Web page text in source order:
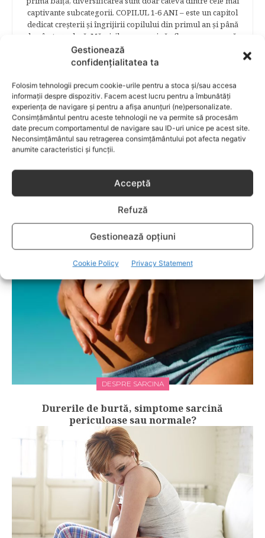
Gestionează
confidențialitatea ta
Folosim tehnologii precum cookie-urile pentru a stoca și/sau accesa
informații despre dispozitiv. Facem acest lucru pentru a îmbunătăți
experiența de navigare și pentru a afișa anunțuri (ne)personalizate.
Consimțământul pentru aceste tehnologii ne va permite să procesăm
date precum comportamentul de navigare sau ID-uri unice pe acest site.
Neconsimțământul sau retragerea consimțământului pot afecta negativ
anumite caracteristici și funcții.
Acceptă
Refuză
Gestionează opțiuni
Cookie Policy Privacy Statement
captivante subcategorii. COPILUL 1-6 ANI – este un capitol
dedicat creşterii şi îngrijirii copilului din primul an şi până
la vârsta şcolară. Mămicile vor reuşi să afle cum anume să
se descurce cu propriul copil, cum să îl îngrijească în aşa fel
încât să crească perfect sănătos. EDUCAŢIE – este un capitol
captivant în care poţi afla cum să îţi educi copilul în aşa fel
încât să poţi obţine performanţe şcolare sigure. FAMILIA –
este un capitol destinat vieţii de familie ce conţine o serie
întreagă de sfaturi eficiente. COPII TALENTAŢI – este un
capitol fascinant dedicat copiilor valoroși ai țării. ÎNVAŢĂ
SĂ PREVII! –sunt prezentate soluţii de prevenire a
anumitor probleme de sănătate ce pot afecta atât viaţa
copiilor, cât şi pe cea a părinţilor.
DESPRE SARCINA
Durerile de burtă, simptome sarcină
periculoase sau normale?